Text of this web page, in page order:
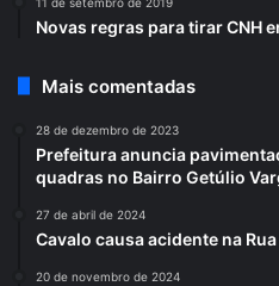
Novas regras para tirar CNH
Mais comentadas
28 de dezembro de 2023
Prefeitura anuncia
quadras no Bairro Getúlio
27 de abril de 2024
Cavalo causa acidente na
20 de novembro de 2024